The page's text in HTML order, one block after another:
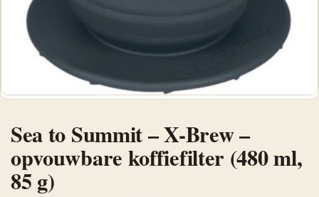
Sea to Summit – X-Brew –
opvouwbare koffiefilter (480 ml,
85 g)